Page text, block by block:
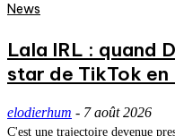
News
Lala IRL : quand
star de TikTok
elodierhum - 7 août 2026
C'est une trajectoire devenue